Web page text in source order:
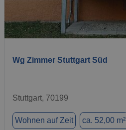
Wg Zimmer Stuttgart Süd
Stuttgart, 70199
Wohnen auf Zeit ca. 52,00 m²